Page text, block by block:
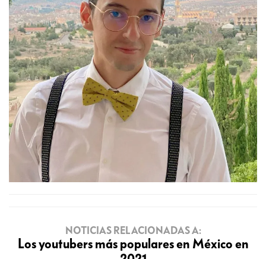
NOTICIAS RELACIONADAS A:
Los youtubers más populares en México en